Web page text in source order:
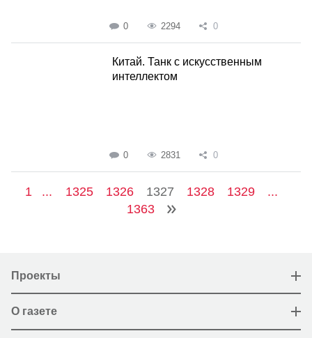
0 2294 0
Китай. Танк с искусственным
интеллектом
0 2831 0
1 ... 1325 1326 1327 1328 1329
...
1363
Проекты
О газете